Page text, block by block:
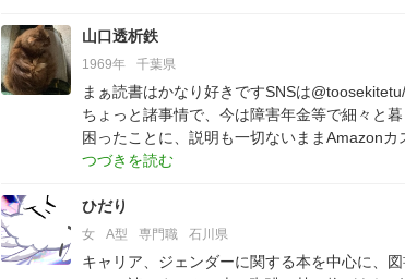
山口透析鉄
1969年 千葉県
まぁ読書はかなり好きですSNSは
ちょっと諸事情で、今は障害年金等で細々と暮
困ったことに、説明も一切ないままAmazon
ひだり
女 A型 専門職 石川県
キャリア、ジェンダーに関する本を中心に、